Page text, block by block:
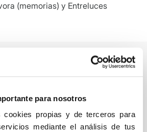
para nosotros
cookies propias y de terceros para
mediante el análisis de tus
(memorias) y Entreluces
en las letras
españolas de